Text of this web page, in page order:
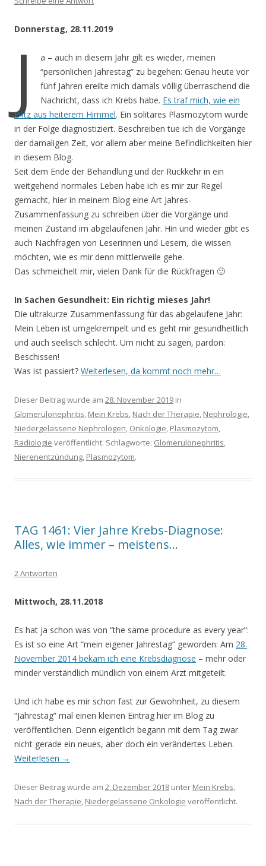
Donnerstag, 28.11.2019
J
a – auch in diesem Jahr gilt es wieder, meinen
“persönlichen Jahrestag” zu begehen: Genau heute vor
fünf Jahren ereilte mich damals völlig überraschend die
Nachricht, dass ich Krebs habe. Es traf mich, wie ein
Blitz aus heiterem Himmel. Ein solitäres Plasmozytom wurde
in der Folge diagnostiziert. Beschreiben tue ich die Vorgänge
der damaligen Zeit, vor allem aber meine Befindlichkeiten hier
in diesem Blog.
Seit dem Ende der Behandlung und der Rückkehr in ein
weitgehend normales Leben habe ich es mir zur Regel
gemacht, hier in meinem Blog eine Art Jahres-
Zusammenfassung zu schreiben über die Vorgänge und
meinen Zustand im abgelaufenen Jahr. Hin und wieder gibt es
auch Nachfragen von Leserinnen und Lesern, die wissen
möchten, wie es mir denn mittlerweile gehe.
Das schmeichelt mir, vielen Dank für die Rückfragen 🙂
In Sachen Gesundheit: Ein richtig mieses Jahr!
Die ultrakurze Zusammenfassung für das abgelaufene Jahr:
Mein Leben ist umgekrempelt und es geht mir gesundheitlich
und auch seelisch schlecht. Um nicht zu sagen, pardon:
Beschissen!
Was ist passiert? Weiterlesen, da kommt noch mehr…
Dieser Beitrag wurde am 28. November 2019 in
Glomerulonephritis, Mein Krebs, Nach der Therapie, Nephrologie,
Niedergelassene Nephrologen, Onkologie, Plasmozytom,
Radiologie veröffentlicht. Schlagworte: Glomerulonephritis,
Nierenentzündung, Plasmozytom.
TAG 1461: Vier Jahre Krebs-Diagnose:
Alles, wie immer – meistens…
2 Antworten
Mittwoch, 28.11.2018
Es hat ja schon was von “the same procedure as every year”:
Es ist so eine Art “mein eigener Jahrestag” geworden: Am 28.
November 2014 bekam ich eine Krebsdiagnose – mehr oder
minder verständlich mündlich von einem Arzt mitgeteilt.
Und ich habe es mir schon fast zur Gewohnheit, zu diesem
“Jahrestag” mal einen kleinen Eintrag hier im Blog zu
veröffentlichen. Denn eigentlich begann mit dem Tag zwar
nicht gerade ein neues, aber doch ein verändertes Leben.
Weiterlesen →
Dieser Beitrag wurde am 2. Dezember 2018 unter Mein Krebs,
Nach der Therapie, Niedergelassene Onkologie veröffentlicht.